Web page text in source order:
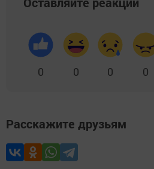
0 0 0 0
Расскажите друзьям